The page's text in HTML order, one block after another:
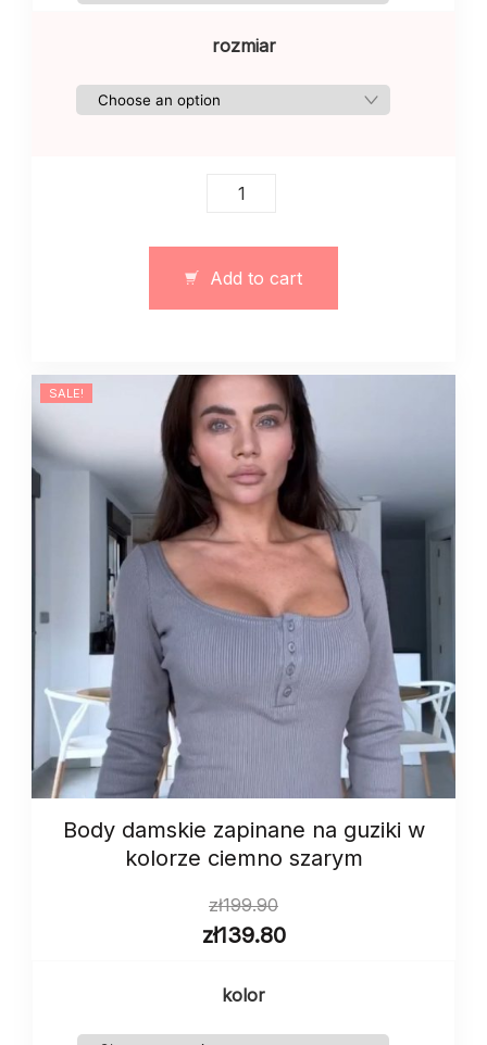
rozmiar
Dres
ciepłej
tkaniny
Add to cart
SALE!
Body damskie zapinane na guziki w
kolorze ciemno szarym
zł199.90
zł139.80
kolor